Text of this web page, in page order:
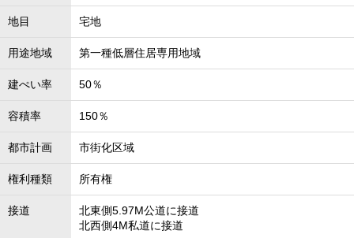
地目 宅地
用途地域 第一種低層住居専用地域
建ぺい率 50％
容積率 150％
都市計画 市街化区域
権利種類 所有権
接道
北東側5.97M公道に接道
北西側4M私道に接道